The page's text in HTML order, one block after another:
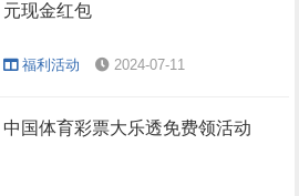
元现金红包
福利活动 2024-07-11
中国体育彩票大乐透免费领活动